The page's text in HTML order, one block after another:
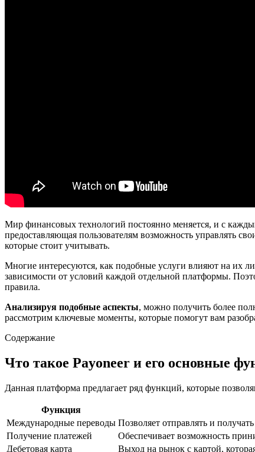
Мир финансовых технологий постоянно меняется, и с
предоставляющая пользователям возможность управлять
которые стоит учитывать.
Многие интересуются, как подобные услуги влияют на их
зависимости от условий каждой отдельной платформы.
правила.
Анализируя подобные аспекты, можно получить более
рассмотрим ключевые моменты, которые помогут вам
Содержание
Что такое Payoneer и его основные
Данная платформа предлагает ряд функций, которые
Функция
Международные переводы Позволяет отправлять и
Получение платежей
Обеспечивает возможность
Дебетовая карта
Выход на рынок с картой,